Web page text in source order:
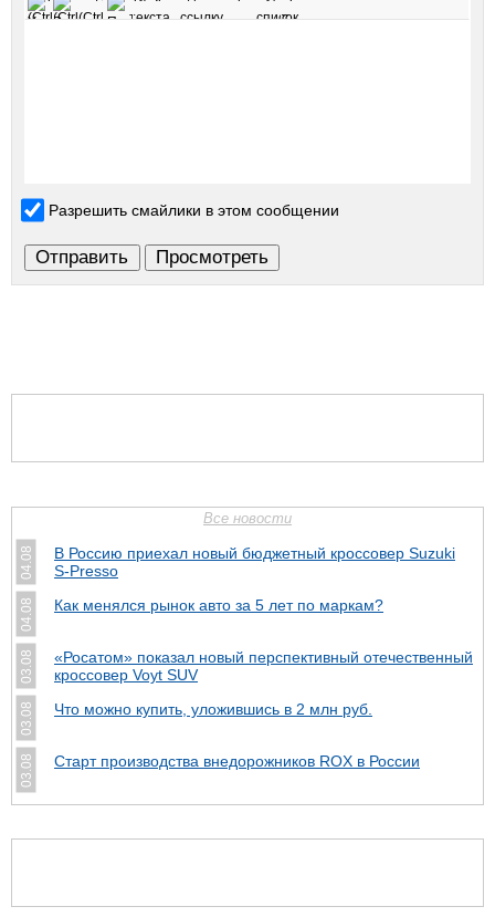
Разрешить смайлики в этом сообщении
Все новости
04.08
В Россию приехал новый бюджетный кроссовер Suzuki
S-Presso
04.08 Как менялся рынок авто за 5 лет по маркам?
03.08
«Росатом» показал новый перспективный отечественный
кроссовер Voyt SUV
03.08 Что можно купить, уложившись в 2 млн руб.
03.08 Cтарт производства внедорожников ROX в России